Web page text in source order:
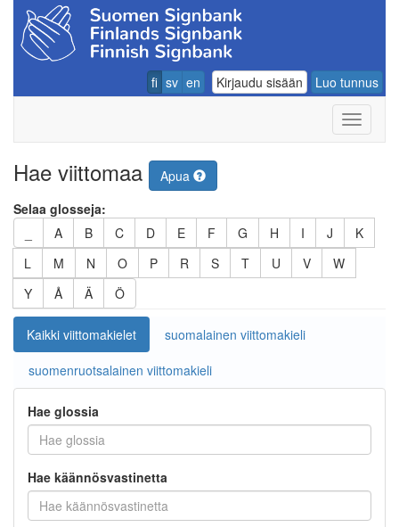
fi sv en Kirjaudu sisään Luo tunnus
Hae viittomaa
Apua
Selaa glosseja:
A B C D E F G H I J
K
L
M N O P R S T U V
W
Y
Å Ä Ö
Kaikki viittomakielet
suomalainen viittomakieli
suomenruotsalainen viittomakieli
Hae glossia
Hae käännösvastinetta